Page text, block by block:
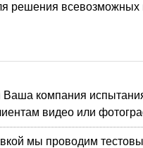
решения всевозможных
Ваша компания
видео или
мы проводим